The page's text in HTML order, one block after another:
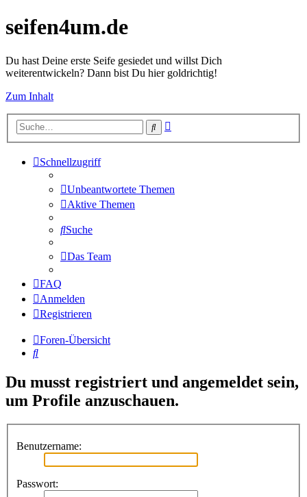
seifen4um.de
Du hast Deine erste Seife gesiedet und willst Dich
weiterentwickeln? Dann bist Du hier goldrichtig!
Zum Inhalt
Suche
Schnellzugriff
Unbeantwortete Themen
Aktive Themen
Suche
Das Team
FAQ
Anmelden
Registrieren
Foren-Übersicht
Suche
Du musst registriert und angemeldet sein,
um Profile anzuschauen.
Benutzername:
Passwort: